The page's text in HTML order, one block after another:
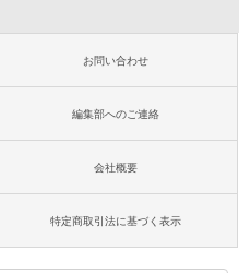
お問い合わせ
編集部へのご連絡
会社概要
特定商取引法に基づく表示